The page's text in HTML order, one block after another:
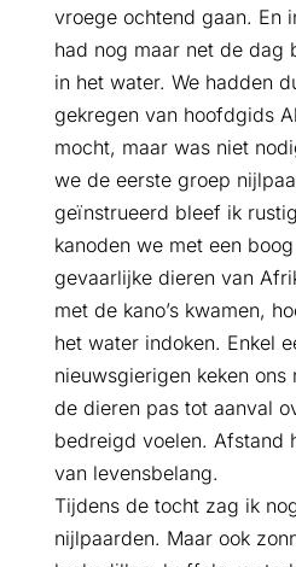
vroege ochtend gaan. En
had nog maar net de dag
in het water. We hadden
gekregen van hoofdgids
mocht, maar was niet
we de eerste groep
geïnstrueerd bleef ik
kanoden we met een
gevaarlijke dieren van
met de kano’s kwamen,
het water indoken. Enkel
nieuwsgierigen keken
de dieren pas tot aanval
bedreigd voelen. Afstand
van levensbelang.
Tijdens de tocht zag ik
nijlpaarden. Maar ook